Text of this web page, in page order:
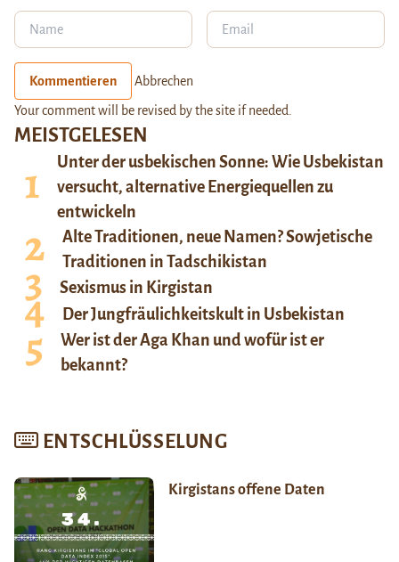
MEISTGELESEN
Unter der usbekischen Sonne: Wie Usbekistan
versucht, alternative Energiequellen zu
entwickeln
Alte Traditionen, neue Namen? Sowjetische
Traditionen in Tadschikistan
Sexismus in Kirgistan
Der Jungfräulichkeitskult in Usbekistan
Wer ist der Aga Khan und wofür ist er
bekannt?
ENTSCHLÜSSELUNG
Kirgistans offene Daten
Kommentieren Abbrechen
Your comment will be revised by the site if needed.